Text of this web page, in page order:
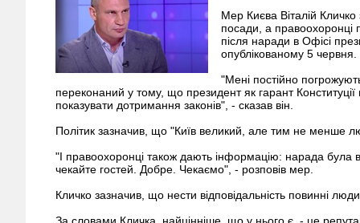
Мер Києва Віталій
посади, а правоохоронці
після наради в Офісі
опублікованому 5 червня.
"Мені постійно
переконаний у тому, що президент як гарант
показувати дотримання законів", - сказав він.
Політик зазначив, що "Київ великий, але тим не менше
"І правоохоронці також дають інформацію: нарада була
чекайте гостей. Добре. Чекаємо", - розповів мер.
Кличко зазначив, що нести відповідальність повинні люди,